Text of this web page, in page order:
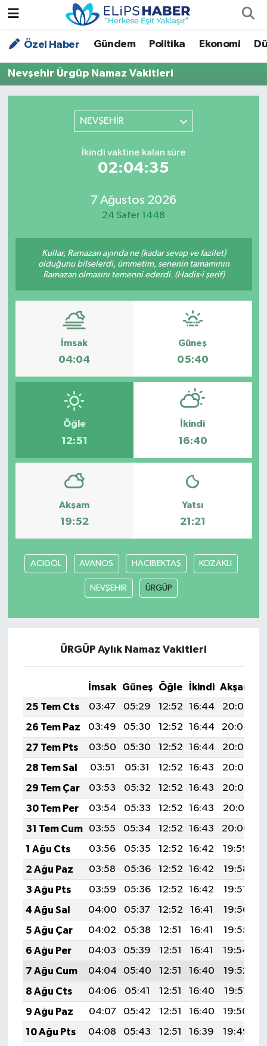
Özel Haber Gündem Politika Ekonomi
Nevşehir Ürgüp Namaz Vakitleri
NEVŞEHİR
İkindi vaktine kalan süre
02:04:34
7 Ağustos 2026
24 Safer 1448
Kullar, Ramazan ayında ne (kadar sevap ve fazilet)
olduğunu bilselerdi, ümmetim, senenin tamamının
Ramazan olmasını temenni ederdi. (Hadis-i şerif)
İmsak
04:04
Güneş
05:40
Öğle
12:51
İkindi
16:40
Akşam
19:52
Yatsı
21:21
ACIGÖL AVANOS HACIBEKTAŞ KOZAKLI
NEVŞEHİR ÜRGÜP
ÜRGÜP Aylık Namaz Vakitleri
İmsak Güneş Öğle İkindi Akşam
25 Tem Cts
03:47 05:29 12:52 16:44 20:05
26 Tem Paz
03:49 05:30 12:52 16:44 20:04
27 Tem Pts
03:50 05:30 12:52 16:44 20:03
28 Tem Sal
03:51 05:31 12:52 16:43 20:03
29 Tem Çar
03:53 05:32 12:52 16:43 20:02
30 Tem Per
03:54 05:33 12:52 16:43 20:01
31 Tem Cum
03:55 05:34 12:52 16:43 20:00
1 Ağu Cts
03:56 05:35 12:52 16:42 19:59
2 Ağu Paz
03:58 05:36 12:52 16:42 19:58
3 Ağu Pts
03:59 05:36 12:52 16:42 19:57
4 Ağu Sal
04:00 05:37 12:52 16:41 19:56
5 Ağu Çar
04:02 05:38 12:51 16:41 19:55
6 Ağu Per
04:03 05:39 12:51 16:41 19:54
7 Ağu Cum
04:04 05:40 12:51 16:40 19:52
8 Ağu Cts
04:06 05:41 12:51 16:40 19:51
9 Ağu Paz
04:07 05:42 12:51 16:40 19:50
10 Ağu Pts
04:08 05:43 12:51 16:39 19:49
Özel Haber
Akademi
Magazin
Politika
Yaşam
Çalışma Hayatı
2024 Seçim Sonuçları
Nöbetçi Eczaneler
Hava Durumu
Tüm Manşetler
Son Dakika Haberleri